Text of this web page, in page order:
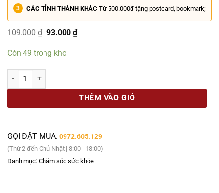
CÁC TỈNH THÀNH KHÁC Từ 500.000đ tặng postcard, bookmark;
109.000₫ Giá
109.000 ₫.
93.000 ₫Giá
Còn 49 trong kho
LỢI ÍCH SỨC KHỎE TỪ HOẠT ĐỘNG NGOÀI TRỜI - Kazuo Tsubota
THÊM VÀO GIỎ
GỌI ĐẶT MUA: 0972.605.129
(Thứ 2 đến Chủ Nhật | 8:00 - 18:00)
Danh mục: Chăm sóc sức khỏe